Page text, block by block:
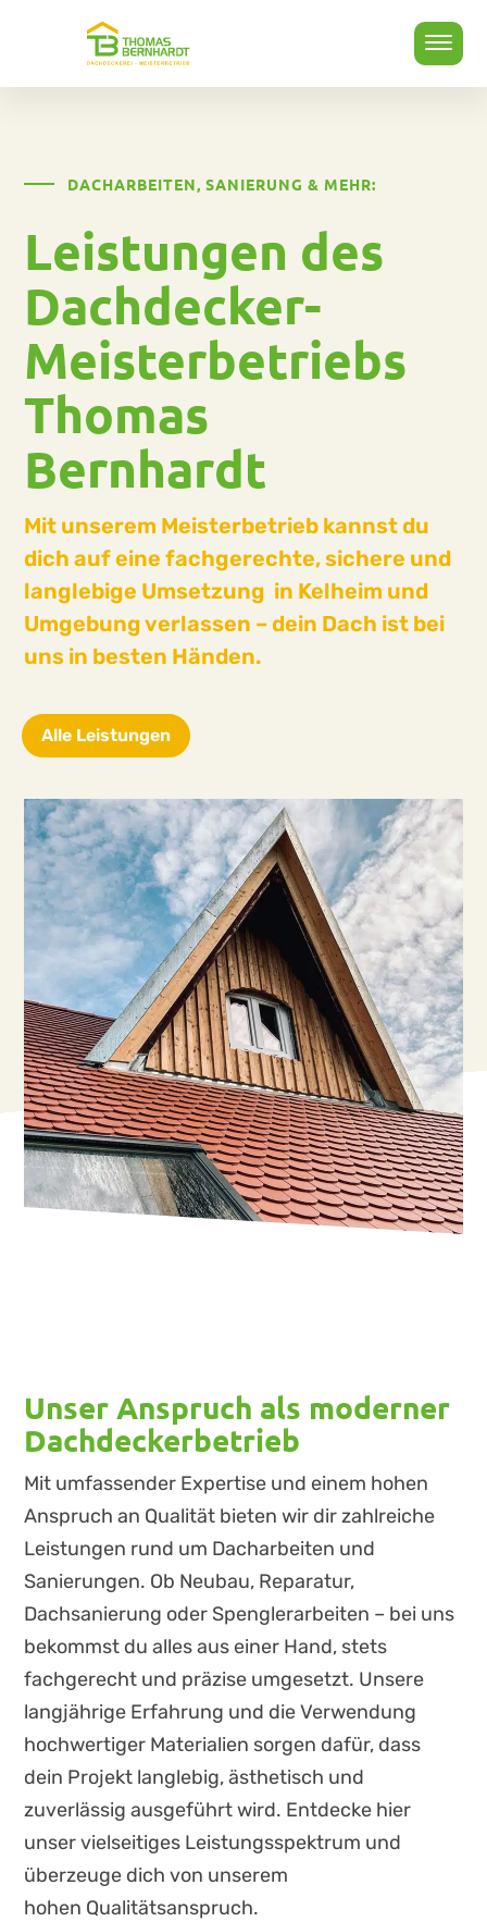
DACHARBEITEN, SANIERUNG & MEHR:
Leistungen des
Dachdecker-
Meisterbetriebs
Thomas
Bernhardt
Mit unserem Meisterbetrieb kannst du
dich auf eine fachgerechte, sichere und
langlebige Umsetzung in Kelheim und
Umgebung verlassen – dein Dach ist bei
uns in besten Händen.
Alle Leistungen
Unser Anspruch als moderner
Dachdeckerbetrieb
Mit umfassender Expertise und einem hohen
Anspruch an Qualität bieten wir dir zahlreiche
Leistungen rund um Dacharbeiten und
Sanierungen. Ob Neubau, Reparatur,
Dachsanierung oder Spenglerarbeiten – bei uns
bekommst du alles aus einer Hand, stets
fachgerecht und präzise umgesetzt. Unsere
langjährige Erfahrung und die Verwendung
hochwertiger Materialien sorgen dafür, dass
dein Projekt langlebig, ästhetisch und
zuverlässig ausgeführt wird. Entdecke hier
unser vielseitiges Leistungsspektrum und
überzeuge dich von unserem
hohen Qualitätsanspruch.